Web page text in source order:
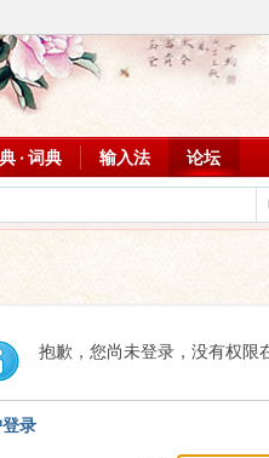
· 词典 输入法 论坛
抱歉，您尚未登录，没有权限
录